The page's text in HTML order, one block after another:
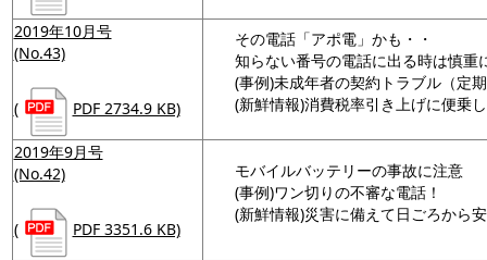
2019年10月号
(No.43)
( PDF 2734.9 KB)
その電話「アポ電」かも・・
知らない番号の電話に出る時は慎重
(事例)未成年者の契約トラブル（定
(新鮮情報)消費税率引き上げに便乗
2019年9月号
(No.42)
( PDF 3351.6 KB)
モバイルバッテリーの事故に注意
(事例)ワン切りの不審な電話！
(新鮮情報)災害に備えて日ごろから